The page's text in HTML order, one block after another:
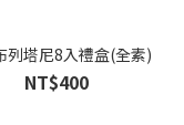
列塔尼8入禮盒(全素)
NT$400